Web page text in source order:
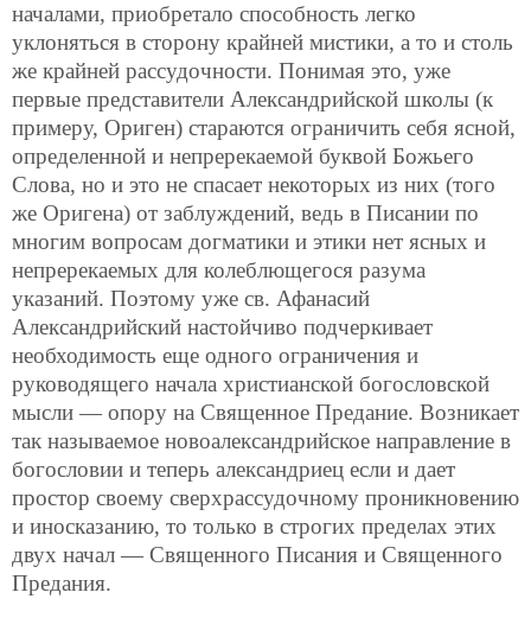
началами, приобретало способность легко
уклоняться в сторону крайней мистики, а то и столь
же крайней рассудочности. Понимая это, уже
первые представители Александрийской школы (к
примеру, Ориген) стараются ограничить себя ясной,
определенной и непререкаемой буквой Божьего
Слова, но и это не спасает некоторых из них (того
же Оригена) от заблуждений, ведь в Писании по
многим вопросам догматики и этики нет ясных и
непререкаемых для колеблющегося разума
указаний. Поэтому уже св. Афанасий
Александрийский настойчиво подчеркивает
необходимость еще одного ограничения и
руководящего начала христианской богословской
мысли — опору на Священное Предание. Возникает
так называемое новоалександрийское направление в
богословии и теперь александриец если и дает
простор своему сверхрассудочному проникновению
и иносказанию, то только в строгих пределах этих
двух начал — Священного Писания и Священного
Предания.